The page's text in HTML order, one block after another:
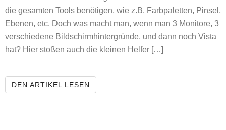
die gesamten Tools benötigen, wie z.B. Farbpaletten, Pinsel,
Ebenen, etc. Doch was macht man, wenn man 3 Monitore, 3
verschiedene Bildschirmhintergründe, und dann noch Vista
hat? Hier stoßen auch die kleinen Helfer […]
DEN ARTIKEL LESEN